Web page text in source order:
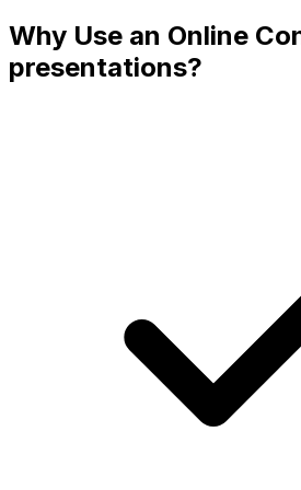
Why Use an Online
presentations?